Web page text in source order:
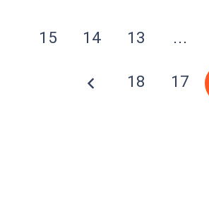
…
13
14
15
17
18